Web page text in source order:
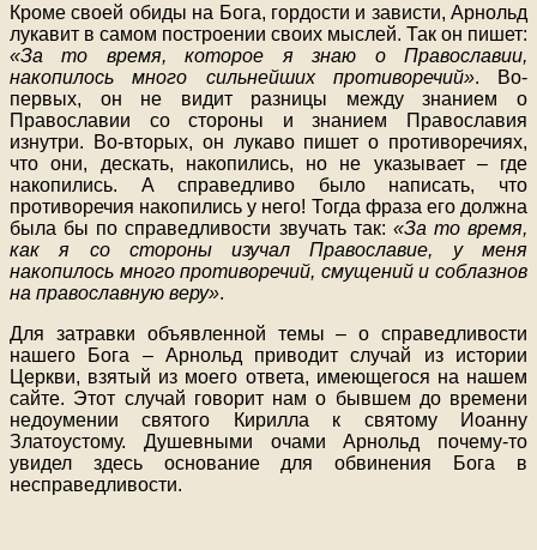
Кроме своей обиды на Бога, гордости и зависти, Арнольд
лукавит в самом построении своих мыслей. Так он пишет:
«За то время, которое я знаю о Православии,
накопилось много сильнейших противоречий». Во-
первых, он не видит разницы между знанием о
Православии со стороны и знанием Православия
изнутри. Во-вторых, он лукаво пишет о противоречиях,
что они, дескать, накопились, но не указывает – где
накопились. А справедливо было написать, что
противоречия накопились у него! Тогда фраза его должна
была бы по справедливости звучать так: «За то время,
как я со стороны изучал Православие, у меня
накопилось много противоречий, смущений и соблазнов
на православную веру».
Для затравки объявленной темы – о справедливости
нашего Бога – Арнольд приводит случай из истории
Церкви, взятый из моего ответа, имеющегося на нашем
сайте. Этот случай говорит нам о бывшем до времени
недоумении святого Кирилла к святому Иоанну
Златоустому. Душевными очами Арнольд почему-то
увидел здесь основание для обвинения Бога в
несправедливости.